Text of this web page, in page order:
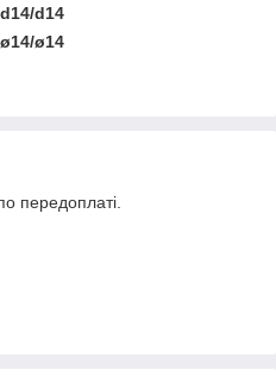
d14/d14
ø14/ø14
передоплаті.